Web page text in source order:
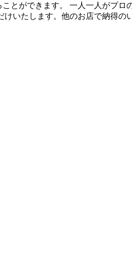
とができます。 一人一人がプ
いたします。他のお店で納得の